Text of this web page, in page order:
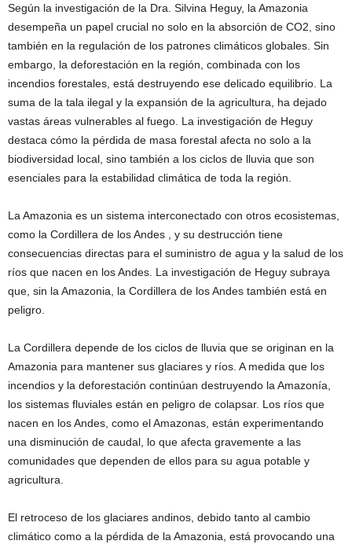
Según la investigación de la Dra. Silvina Heguy, la Amazonia
desempeña un papel crucial no solo en la absorción de CO2, sino
también en la regulación de los patrones climáticos globales. Sin
embargo, la deforestación en la región, combinada con los
incendios forestales, está destruyendo ese delicado equilibrio. La
suma de la tala ilegal y la expansión de la agricultura, ha dejado
vastas áreas vulnerables al fuego. La investigación de Heguy
destaca cómo la pérdida de masa forestal afecta no solo a la
biodiversidad local, sino también a los ciclos de lluvia que son
esenciales para la estabilidad climática de toda la región.
La Amazonia es un sistema interconectado con otros ecosistemas,
como la Cordillera de los Andes , y su destrucción tiene
consecuencias directas para el suministro de agua y la salud de los
ríos que nacen en los Andes. La investigación de Heguy subraya
que, sin la Amazonia, la Cordillera de los Andes también está en
peligro.
La Cordillera depende de los ciclos de lluvia que se originan en la
Amazonia para mantener sus glaciares y ríos. A medida que los
incendios y la deforestación continúan destruyendo la Amazonía,
los sistemas fluviales están en peligro de colapsar. Los ríos que
nacen en los Andes, como el Amazonas, están experimentando
una disminución de caudal, lo que afecta gravemente a las
comunidades que dependen de ellos para su agua potable y
agricultura.
El retroceso de los glaciares andinos, debido tanto al cambio
climático como a la pérdida de la Amazonia, está provocando una